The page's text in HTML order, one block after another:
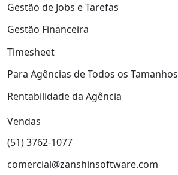
Gestão de Jobs e Tarefas
Gestão Financeira
Timesheet
Para Agências de Todos os Tamanhos
Rentabilidade da Agência
Vendas
(51) 3762-1077
comercial@zanshinsoftware.com